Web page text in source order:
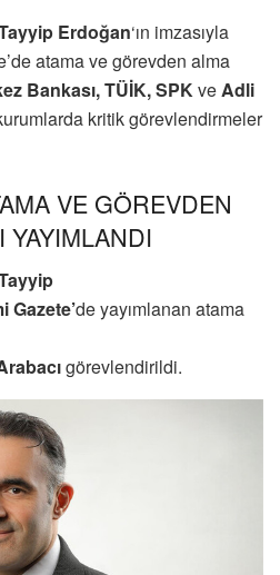
Erdoğan‘ın imzasıyla
atama ve görevden alma
Bankası, TÜİK, SPKveAdli
kritik görevlendirmeler
VE GÖREVDEN
Gazete’de yayımlanan atama
görevlendirildi.